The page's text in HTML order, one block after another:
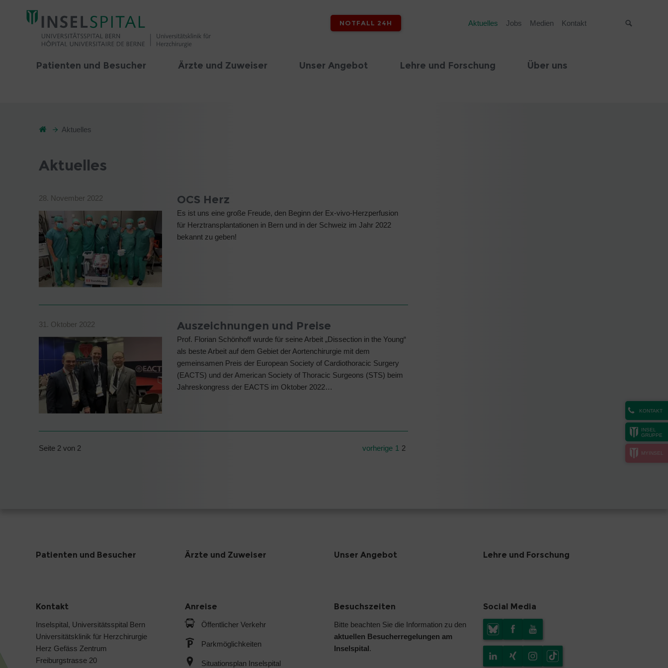
NOTFALL 24H Aktuelles Jobs Medien Kontakt
Patienten und Besucher Ärzte und Zuweiser Unser Angebot Lehre und Forschung Über uns
KONTAKT
INSEL
GRUPPE
MYINSEL
Aktuelles
Aktuelles
28. November 2022 OCS Herz
Es ist uns eine große Freude, den Beginn der Ex-vivo-Herzperfusion
für Herztransplantationen in Bern und in der Schweiz im Jahr 2022
bekannt zu geben!
31. Oktober 2022 Auszeichnungen und Preise
Prof. Florian Schönhoff wurde für seine Arbeit „Dissection in the Young“
als beste Arbeit auf dem Gebiet der Aortenchirurgie mit dem
gemeinsamen Preis der European Society of Cardiothoracic Surgery
(EACTS) und der American Society of Thoracic Surgeons (STS) beim
Jahreskongress der EACTS im Oktober 2022…
Seite 2 von 2 vorherige 1 2
Patienten und Besucher Ärzte und Zuweiser Unser Angebot Lehre und Forschung
Kontakt
Inselspital, Universitätsspital Bern
Universitätsklinik für Herzchirurgie
Herz Gefäss Zentrum
Freiburgstrasse 20
Anreise
Öffentlicher Verkehr
Parkmöglichkeiten
Situationsplan Inselspital
Besuchszeiten
Bitte beachten Sie die Information zu den
aktuellen Besucherregelungen am
Inselspital.
Social Media